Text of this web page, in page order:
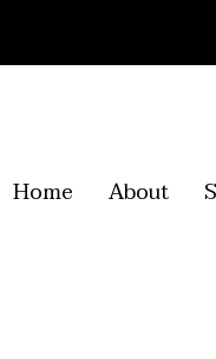
Home About